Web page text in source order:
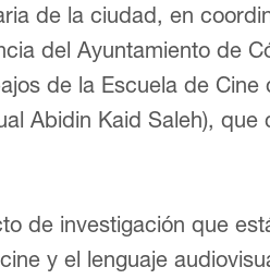
de la ciudad, en
del Ayuntamiento de
de la Escuela de Cine
Abidin Kaid Saleh), que
de investigación que
y el lenguaje